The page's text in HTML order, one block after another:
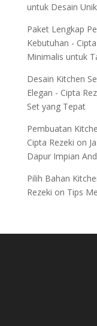
untuk Desain Unik
Paket Lengkap
Kebutuhan -
Minimalis untuk
Desain Kitchen
Elegan - Cipta
Set yang Tepat
Pembuatan
Cipta Rezeki on
Dapur Impian
Pilih Bahan
Rezeki on Tips